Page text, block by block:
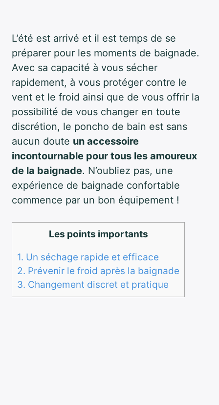
L’été est arrivé et il est temps de se
préparer pour les moments de baignade.
Avec sa capacité à vous sécher
rapidement, à vous protéger contre le
vent et le froid ainsi que de vous offrir la
possibilité de vous changer en toute
discrétion, le poncho de bain est sans
aucun doute un accessoire
incontournable pour tous les amoureux
de la baignade. N’oubliez pas, une
expérience de baignade confortable
commence par un bon équipement !
Les points importants
1. Un séchage rapide et efficace
2. Prévenir le froid après la baignade
3. Changement discret et pratique